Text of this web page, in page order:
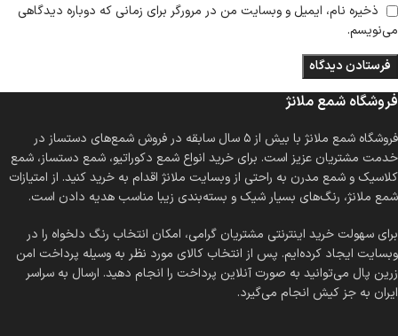
ذخیره نام، ایمیل و وبسایت من در مرورگر برای زمانی که دوباره دیدگاهی
می‌نویسم.
فروشگاه شمع ملانژ
فروشگاه شمع ملانژ با بیش از ۵ سال سابقه در فروش شمع‌های دستساز در
خدمت مشتریان عزیز است. برای خرید انواع شمع دکوراتیو، شمع دستساز، شمع
کلاسیک و شمع مدرن به راحتی از وبسایت ملانژ اقدام به خرید کنید. از امتیازات
شمع ملانژ، رنگ‌های بسیار شیک و بسته‌بندی زیبا مناسب هدیه دادن است.
برای سهولت خرید اینترنتی مشتریان گرامی، امکان انتخاب رنگ دلخواه را در
وبسایت ایجاد کرده‌ایم. پس از انتخاب کالای مورد نظر به وسیله پرداخت امن
زرین پال می‌توانید به صورت آنلاین پرداخت را انجام دهید. ارسال به سراسر
ایران به جز کیش انجام می‌گیرد.